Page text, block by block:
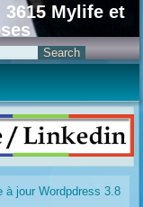
Mylife et
à jour Wordpdress 3.8